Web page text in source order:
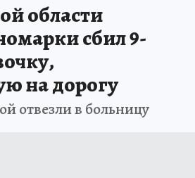
области
сбил 9-
на дорогу
отвезли в больницу